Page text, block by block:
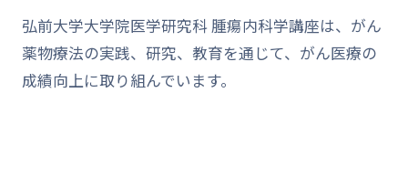
弘前大学大学院医学研究科 腫瘍内科学講座は、がん
薬物療法の実践、研究、教育を通じて、がん医療の
成績向上に取り組んでいます。